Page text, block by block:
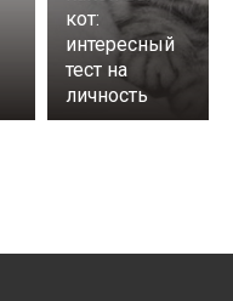
кот:
интересный
тест на
личность